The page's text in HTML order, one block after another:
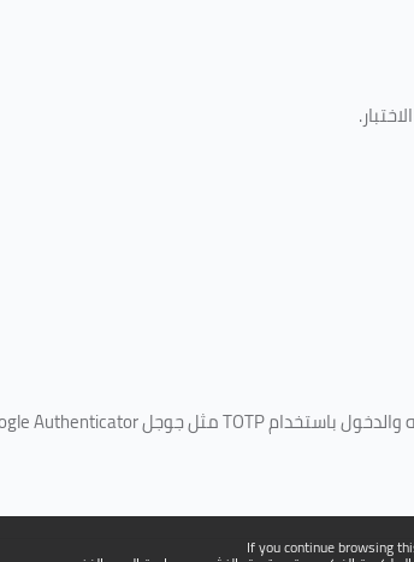
If you continue browsing
باستخدامTOTPمثل جوجلAuthenticator